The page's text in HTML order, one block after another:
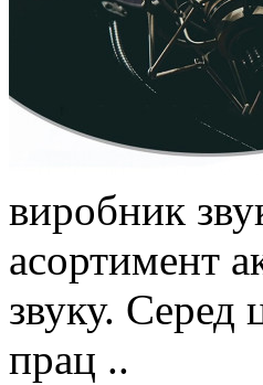
виробник
асортимент
звуку. Серед
прац ..